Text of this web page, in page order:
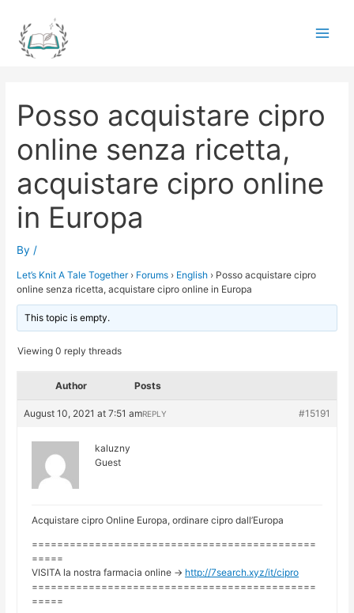
content
Posso acquistare cipro
online senza ricetta,
acquistare cipro online
in Europa
By /
Let’s Knit A Tale Together › Forums › English › Posso acquistare cipro
online senza ricetta, acquistare cipro online in Europa
This topic is empty.
Viewing 0 reply threads
Author Posts
August 10, 2021 at 7:51 am #15191
REPLY
kaluzny
Guest
Acquistare cipro Online Europa, ordinare cipro dall’Europa
=============================================
=====
VISITA la nostra farmacia online -> http://7search.xyz/it/cipro
=============================================
=====